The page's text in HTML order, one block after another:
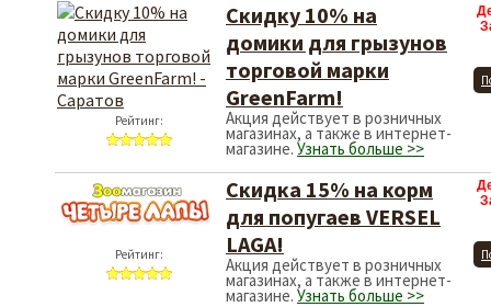
Рейтинг:
Скидку 10% на
домики для грызунов
торговой марки
GreenFarm!
Акция действует в розничных
магазинах, а также в интернет-
магазине. Узнать больше >>
Рейтинг:
Скидка 15% на корм
для попугаев VERSEL
LAGA!
Акция действует в розничных
магазинах, а также в интернет-
магазине. Узнать больше >>